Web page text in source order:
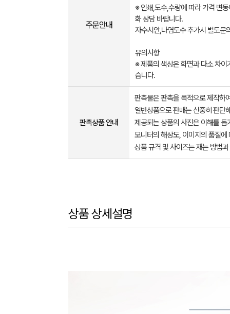
주문안내
※ 인쇄,도수,수량에 따라 가격 변
화 상담 바랍니다.
자수시안,나염도수 추가시 별도문
유의사항
※ 제품의 색상은 화면과 다소 차이
습니다. ​​​ ​
판촉상품 안내
판촉물은 판촉을 목적으로 제작하
일반상품으로 판매는 신중히 판단
제공되는 상품의 사진은 이해를
모니터의 해상도, 이미지의 품질
상품 규격 및 사이즈는 재는 방법
상품 상세설명